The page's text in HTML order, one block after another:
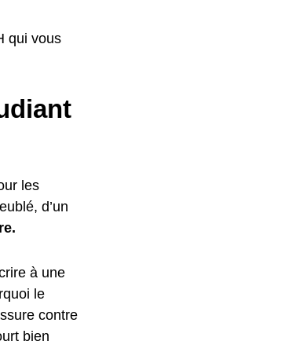
qui vous
les
d’un
à une
le
contre
bien